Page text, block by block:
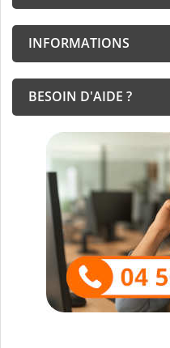
INFORMATIONS
BESOIN D'AIDE ?